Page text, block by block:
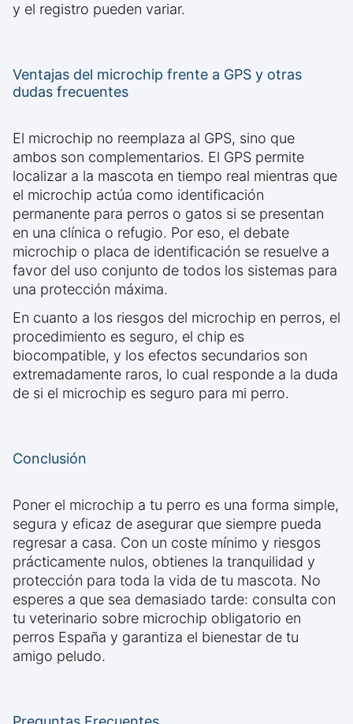
y el registro pueden variar.
Ventajas del microchip frente a GPS y otras
dudas frecuentes
El microchip no reemplaza al GPS, sino que
ambos son complementarios. El GPS permite
localizar a la mascota en tiempo real mientras que
el microchip actúa como identificación
permanente para perros o gatos si se presentan
en una clínica o refugio. Por eso, el debate
microchip o placa de identificación se resuelve a
favor del uso conjunto de todos los sistemas para
una protección máxima.
En cuanto a los riesgos del microchip en perros, el
procedimiento es seguro, el chip es
biocompatible, y los efectos secundarios son
extremadamente raros, lo cual responde a la duda
de si el microchip es seguro para mi perro.
Conclusión
Poner el microchip a tu perro es una forma simple,
segura y eficaz de asegurar que siempre pueda
regresar a casa. Con un coste mínimo y riesgos
prácticamente nulos, obtienes la tranquilidad y
protección para toda la vida de tu mascota. No
esperes a que sea demasiado tarde: consulta con
tu veterinario sobre microchip obligatorio en
perros España y garantiza el bienestar de tu
amigo peludo.